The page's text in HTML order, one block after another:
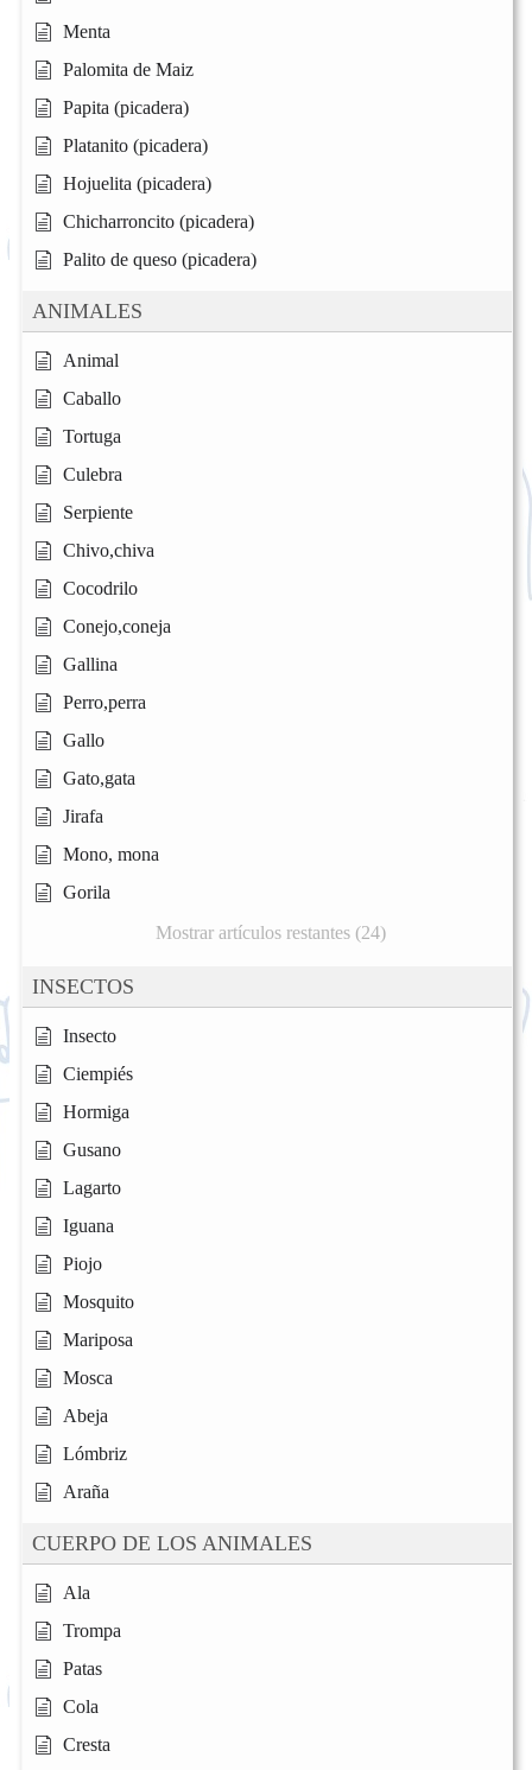
Menta
Palomita de Maiz
Papita (picadera)
Platanito (picadera)
Hojuelita (picadera)
Chicharroncito (picadera)
Palito de queso (picadera)
ANIMALES
Animal
Caballo
Tortuga
Culebra
Serpiente
Chivo,chiva
Cocodrilo
Conejo,coneja
Gallina
Perro,perra
Gallo
Gato,gata
Jirafa
Mono, mona
Gorila
Mostrar artículos restantes (24)
INSECTOS
Insecto
Ciempiés
Hormiga
Gusano
Lagarto
Iguana
Piojo
Mosquito
Mariposa
Mosca
Abeja
Lómbriz
Araña
CUERPO DE LOS ANIMALES
Ala
Trompa
Patas
Cola
Cresta